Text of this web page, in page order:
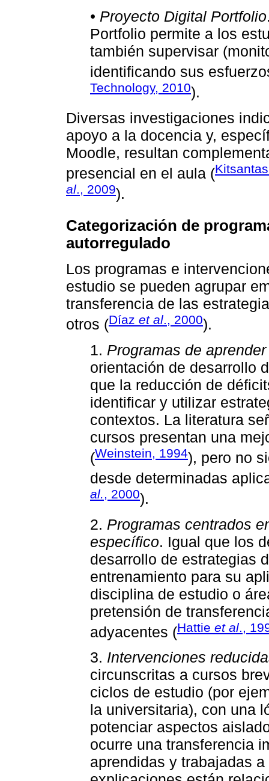
• Proyecto Digital Portfolio
Portfolio permite a los
también supervisar
identificando sus
Technology, 2010).
Diversas investigaciones
apoyo a la docencia y,
Moodle, resultan
presencial en el aula (
al., 2009).
Categorización de
autorregulado
Los programas e
estudio se pueden agrupar
transferencia de las
otros (Díaz et al., 2000).
1. Programas de
orientación de desarrollo
que la reducción de
identificar y utilizar
contextos. La literatura
cursos presentan una
(Weinstein, 1994), pero no
desde determinadas
al., 2000).
2. Programas centrados
específico. Igual que los
desarrollo de estrategias
entrenamiento para su
disciplina de estudio o
pretensión de
adyacentes (Hattie et al.,
3. Intervenciones
circunscritas a cursos
ciclos de estudio (por
la universitaria), con una
potenciar aspectos
ocurre una transferencia
aprendidas y trabajadas